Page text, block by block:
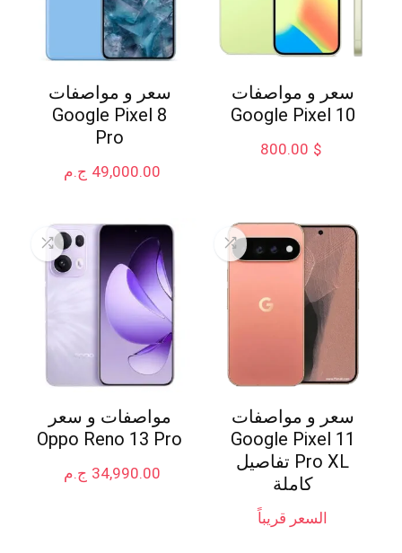
سعر و مواصفات
Google Pixel 10
$
800.00
سعر و مواصفات
Google Pixel 8
Pro
ج.م 49,000.00
سعر و مواصفات
Google Pixel 11
Pro XL تفاصيل
كاملة
السعر قريباً
مواصفات و سعر
Oppo Reno 13 Pro
ج.م 34,990.00